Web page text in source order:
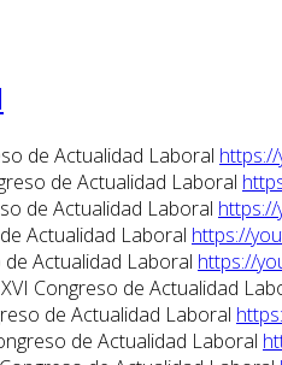
de Actualidad Laboral
de Actualidad Laboral
de Actualidad Laboral https://
Actualidad Laboral https://
Actualidad Laboral https://
Congreso de Actualidad
de Actualidad Laboral
de Actualidad Laboral